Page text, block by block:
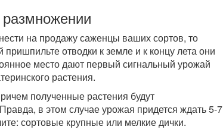
на продажу саженцы ваших сортов, то
отводки к земле и к концу лета они
место дают первый сигнальный урожай
растения.
полученные растения будут
в этом случае урожая придется ждать 5-7
сортовые крупные или мелкие дички.